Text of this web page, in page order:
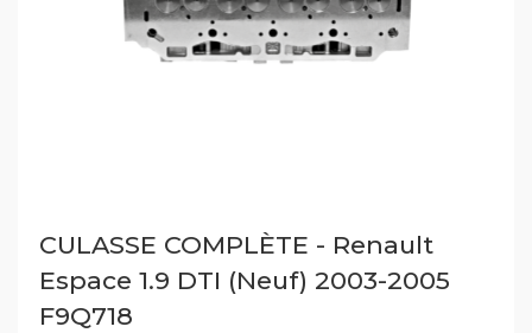
CULASSE COMPLÈTE - Renault
Espace 1.9 DTI (Neuf) 2003-2005
F9Q718